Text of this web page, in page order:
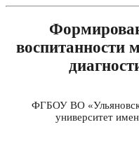
воспитанности
ФГБОУ ВО
университет